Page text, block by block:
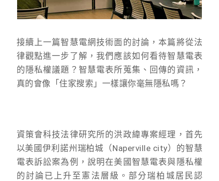
接續上一篇智慧電網技術面的討論，本篇將從法
律觀點進一步了解，我們應該如何看待智慧電表
的隱私權議題？智慧電表所蒐集、回傳的資訊，
真的會像「住家搜索」一樣讓你毫無隱私嗎？
資策會科技法律研究所的洪政緯專案經理，首先
以美國伊利諾州瑞柏城（Naperville city）的智慧
電表訴訟案為例，說明在美國智慧電表與隱私權
的討論已上升至憲法層級。部分瑞柏城居民認